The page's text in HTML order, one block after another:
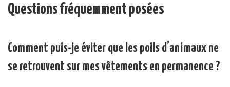
Questions fréquemment posées
Comment puis-je éviter que les poils d’animaux ne
se retrouvent sur mes vêtements en permanence ?